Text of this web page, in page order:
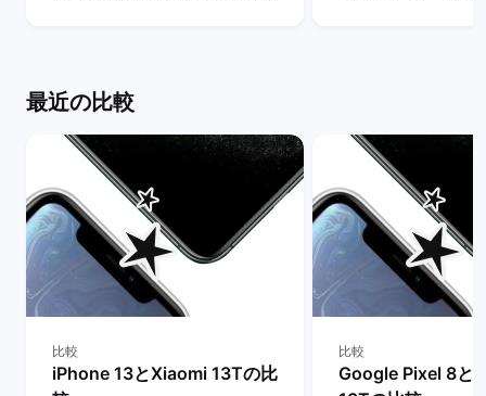
最近の比較
比較
iPhone 13とXiaomi 13Tの比
比較
Google Pixel 8と